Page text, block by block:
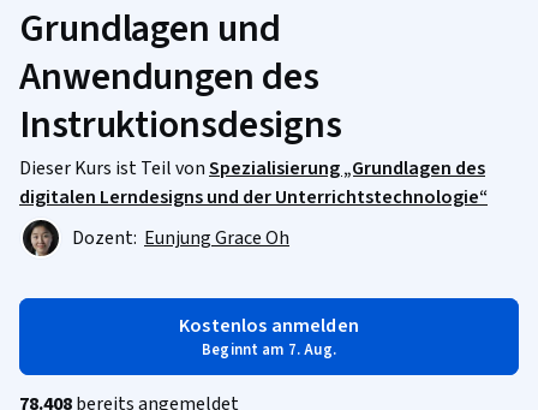
Grundlagen und
Anwendungen des
Instruktionsdesigns
Dieser Kurs ist Teil vonSpezialisierung „Grundlagen des
digitalen Lerndesigns und der Unterrichtstechnologie“
Dozent: Eunjung Grace Oh
Kostenlos anmelden
Beginnt am 7. Aug.
78.408bereits angemeldet